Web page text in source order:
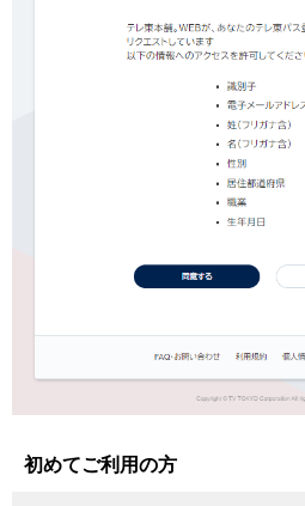
初めてご利用の方